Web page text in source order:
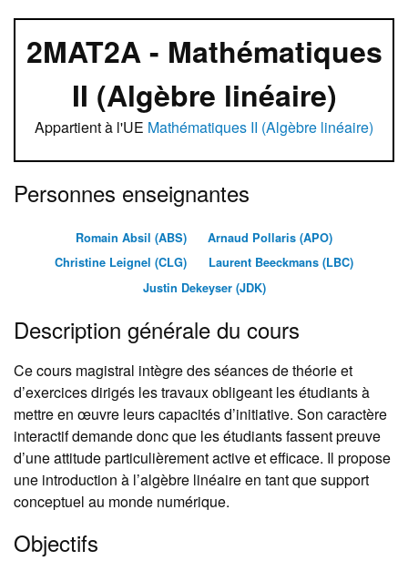
2MAT2A - Mathématiques
II (Algèbre linéaire)
Appartient à l'UE Mathématiques II (Algèbre linéaire)
Personnes enseignantes
Romain Absil (ABS)
Arnaud Pollaris (APO)
Christine Leignel (CLG)
Laurent Beeckmans (LBC)
Justin Dekeyser (JDK)
Description générale du cours
Ce cours magistral intègre des séances de théorie et
d’exercices dirigés les travaux obligeant les étudiants à
mettre en œuvre leurs capacités d’initiative. Son caractère
interactif demande donc que les étudiants fassent preuve
d’une attitude particulièrement active et efficace. Il propose
une introduction à l’algèbre linéaire en tant que support
conceptuel au monde numérique.
Objectifs